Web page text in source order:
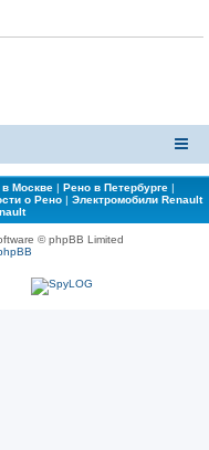
Москве | Рено в Петербурге |
о Рено| Электромобили Renault
© phpBB Limited